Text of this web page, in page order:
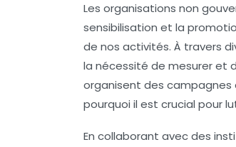
Les organisations non
sensibilisation et la
de nos activités. À travers
la nécessité de mesurer et
organisent des
pourquoi il est crucial pour
En collaborant avec des